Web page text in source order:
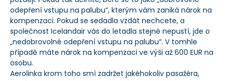
odepření vstupu na palubu“, kterým vám zaniká nárok na
kompenzaci. Pokud se sedadla vzdát nechcete, a
společnost Icelandair vás do letadla stejně nepustí, jde o
„nedobrovolné odepření vstupu na palubu“. V tomhle
případě máte nárok na kompenzaci ve výši až 600 EUR na
osobu.
Aerolinka krom toho smí zadržet jakéhokoliv pasažéra,